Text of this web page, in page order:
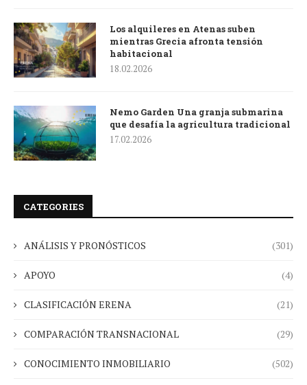
Los alquileres en Atenas suben
mientras Grecia afronta tensión
habitacional
18.02.2026
Nemo Garden Una granja submarina
que desafía la agricultura tradicional
17.02.2026
CATEGORIES
ANÁLISIS Y PRONÓSTICOS (301)
APOYO (4)
CLASIFICACIÓN ERENA (21)
COMPARACIÓN TRANSNACIONAL (29)
CONOCIMIENTO INMOBILIARIO (502)